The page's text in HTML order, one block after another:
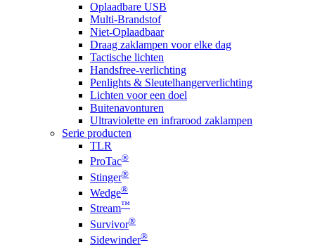
Oplaadbare USB
Multi-Brandstof
Niet-Oplaadbaar
Draag zaklampen voor elke dag
Tactische lichten
Handsfree-verlichting
Penlights & Sleutelhangerverlichting
Lichten voor een doel
Buitenavonturen
Ultraviolette en infrarood zaklampen
Serie producten
TLR
ProTac®
Stinger®
Wedge®
Stream™
Survivor®
Sidewinder®